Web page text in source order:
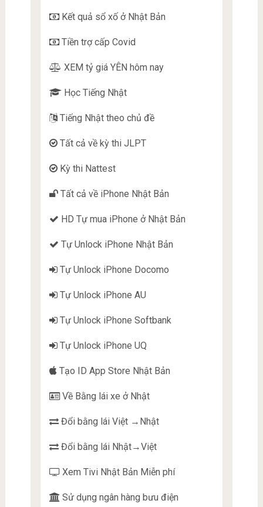
Kết quả sổ xố ở Nhật Bản
Tiền trợ cấp Covid
XEM tỷ giá YÊN hôm nay
Học Tiếng Nhật
Tiếng Nhật theo chủ đề
Tất cả về kỳ thi JLPT
Kỳ thi Nattest
Tất cả về iPhone Nhật Bản
HD Tự mua iPhone ở Nhật Bản
Tự Unlock iPhone Nhật Bản
Tự Unlock iPhone Docomo
Tự Unlock iPhone AU
Tự Unlock iPhone Softbank
Tự Unlock iPhone UQ
Tạo ID App Store Nhật Bản
Về Bằng lái xe ở Nhật
Đổi bằng lái Việt →Nhật
Đổi bằng lái Nhật→Việt
Xem Tivi Nhật Bản Miễn phí
Sử dụng ngân hàng bưu điện